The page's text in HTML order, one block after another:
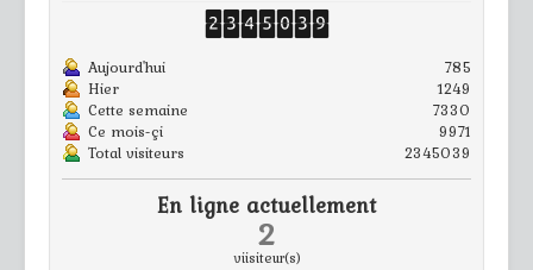
Aujourd'hui
785
Hier
1249
Cette semaine
7330
Ce mois-çi
9971
Total visiteurs
2345039
En ligne actuellement
2
viisiteur(s)